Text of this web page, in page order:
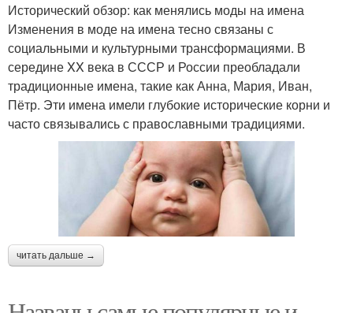
Исторический обзор: как менялись моды на имена
Изменения в моде на имена тесно связаны с
социальными и культурными трансформациями. В
середине XX века в СССР и России преобладали
традиционные имена, такие как Анна, Мария, Иван,
Пётр. Эти имена имели глубокие исторические корни и
часто связывались с православными традициями.
читать дальше →